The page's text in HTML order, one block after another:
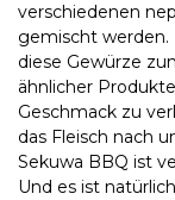
verschiedenen
gemischt werden.
diese Gewürze
ähnlicher
Geschmack zu
das Fleisch nach
Sekuwa BBQ ist
Und es ist